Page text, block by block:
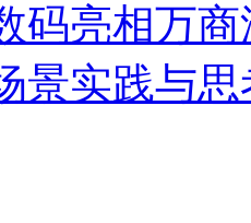
码亮相万商
景实践与思